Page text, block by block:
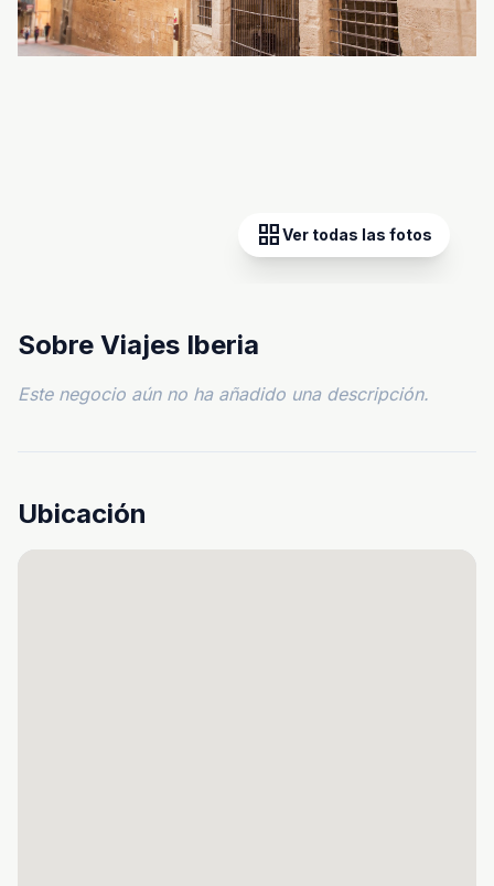
grid_viewVer todas las fotos
Sobre Viajes Iberia
Este negocio aún no ha añadido una descripción.
Ubicación